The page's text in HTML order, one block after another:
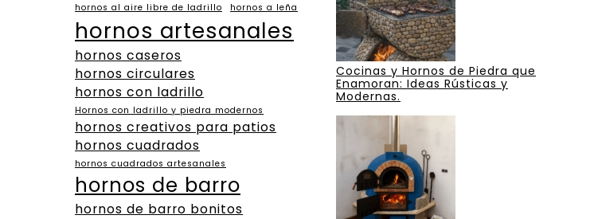
hornos al aire libre de ladrillo hornos a leña
hornos artesanales
hornos caseros
hornos circulares
hornos con ladrillo
Hornos con ladrillo y piedra modernos
hornos creativos para patios
hornos cuadrados
hornos cuadrados artesanales
hornos de barro
hornos de barro bonitos
Cocinas y Hornos de Piedra que
Enamoran: Ideas Rústicas y
Modernas.